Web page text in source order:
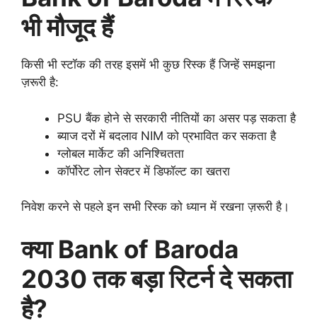
भी मौजूद हैं
किसी भी स्टॉक की तरह इसमें भी कुछ रिस्क हैं जिन्हें समझना
ज़रूरी है:
PSU बैंक होने से सरकारी नीतियों का असर पड़ सकता है
ब्याज दरों में बदलाव NIM को प्रभावित कर सकता है
ग्लोबल मार्केट की अनिश्चितता
कॉर्पोरेट लोन सेक्टर में डिफॉल्ट का खतरा
निवेश करने से पहले इन सभी रिस्क को ध्यान में रखना ज़रूरी है।
क्या Bank of Baroda
2030 तक बड़ा रिटर्न दे सकता
है?